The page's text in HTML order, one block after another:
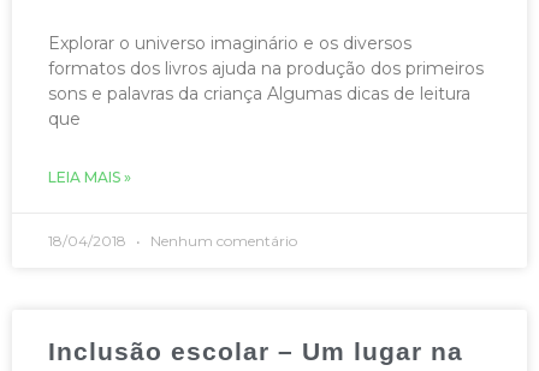
Explorar o universo imaginário e os diversos
formatos dos livros ajuda na produção dos primeiros
sons e palavras da criança Algumas dicas de leitura
que
LEIA MAIS »
18/04/2018 Nenhum comentário
Inclusão escolar – Um lugar na